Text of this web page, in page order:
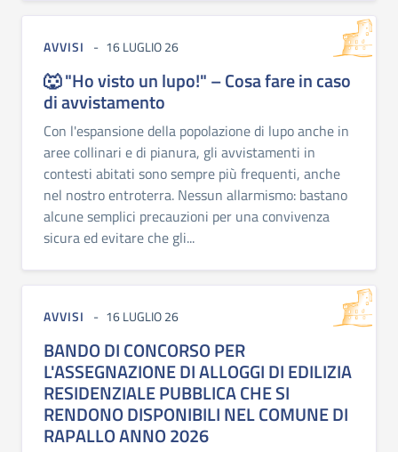
AVVISI 16 LUGLIO 26
🐺 "Ho visto un lupo!" – Cosa fare in caso
di avvistamento
Con l'espansione della popolazione di lupo anche in
aree collinari e di pianura, gli avvistamenti in
contesti abitati sono sempre più frequenti, anche
nel nostro entroterra. Nessun allarmismo: bastano
alcune semplici precauzioni per una convivenza
sicura ed evitare che gli...
AVVISI 16 LUGLIO 26
BANDO DI CONCORSO PER
L'ASSEGNAZIONE DI ALLOGGI DI EDILIZIA
RESIDENZIALE PUBBLICA CHE SI
RENDONO DISPONIBILI NEL COMUNE DI
RAPALLO ANNO 2026